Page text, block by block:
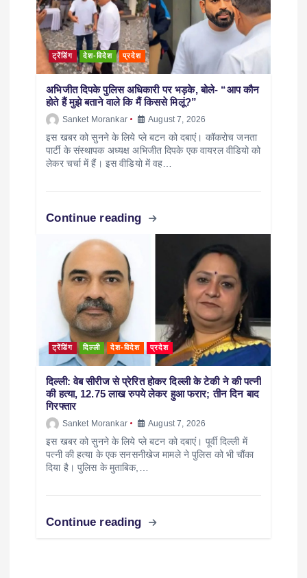
ट्रेंडिंग देश-विदेश प्रदेश
अभिजीत दिपके पुलिस अधिकारी पर भड़के, बोले- “आप कौन
होते हैं मुझे बताने वाले कि मैं किससे मिलूं?”
Sanket Morankar August 7, 2026
इस खबर को सुनने के लिये प्ले बटन को दबाएं। कॉकरोच जनता
पार्टी के संस्थापक अध्यक्ष अभिजीत दिपके एक वायरल वीडियो को
लेकर चर्चा में हैं। इस वीडियो में वह…
Continue reading
ट्रेंडिंग दिल्ली देश-विदेश प्रदेश
दिल्ली: वेब सीरीज से प्रेरित होकर दिल्ली के टेकी ने की पत्नी
की हत्या, 12.75 लाख रुपये लेकर हुआ फरार; तीन दिन बाद
गिरफ्तार
Sanket Morankar August 7, 2026
इस खबर को सुनने के लिये प्ले बटन को दबाएं। पूर्वी दिल्ली में
पत्नी की हत्या के एक सनसनीखेज मामले ने पुलिस को भी चौंका
दिया है। पुलिस के मुताबिक,…
Continue reading